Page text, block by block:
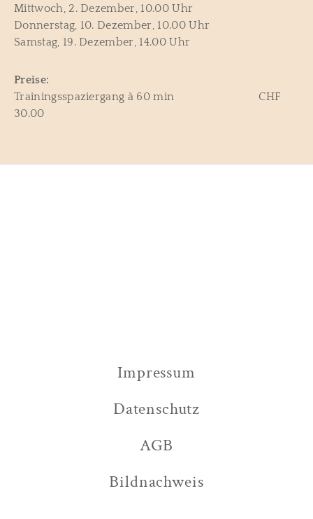
Mittwoch, 2. Dezember, 10.00 Uhr
Donnerstag, 10. Dezember, 10.00 Uhr
Samstag, 19. Dezember, 14.00 Uhr
Preise:
Trainingsspaziergang à 60 min CHF
30.00
Impressum
Datenschutz
AGB
Bildnachweis